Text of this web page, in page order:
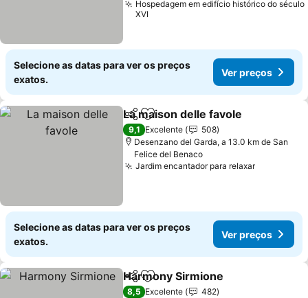
Hospedagem em edifício histórico do século
XVI
Selecione as datas para ver os preços
exatos.
Ver preços
PartilharAdicionar aos favoritos
La maison delle favole
9,1 Excelente
508
Desenzano del Garda, a 13.0 km de San
Felice del Benaco
Jardim encantador para relaxar
Selecione as datas para ver os preços
exatos.
Ver preços
PartilharAdicionar aos favoritos
Harmony Sirmione
8,5 Excelente
482